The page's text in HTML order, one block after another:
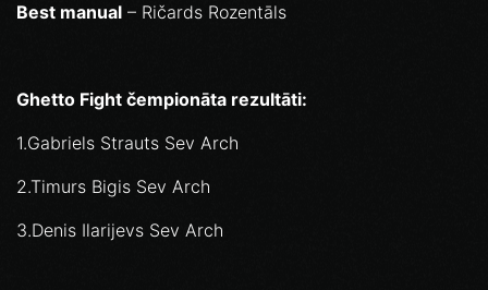
Best manual – Ričards Rozentāls
Ghetto Fight čempionāta rezultāti:
1.Gabriels Strauts Sev Arch
2.Timurs Bigis Sev Arch
3.Denis Ilarijevs Sev Arch